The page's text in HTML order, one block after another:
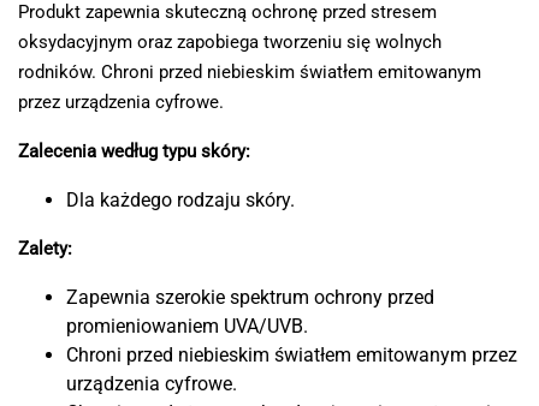
Produkt zapewnia skuteczną ochronę przed stresem
oksydacyjnym oraz zapobiega tworzeniu się wolnych
rodników. Chroni przed niebieskim światłem emitowanym
przez urządzenia cyfrowe.
Zalecenia według typu skóry:
Dla każdego rodzaju skóry.
Zalety:
Zapewnia szerokie spektrum ochrony przed
promieniowaniem UVA/UVB.
Chroni przed niebieskim światłem emitowanym przez
urządzenia cyfrowe.